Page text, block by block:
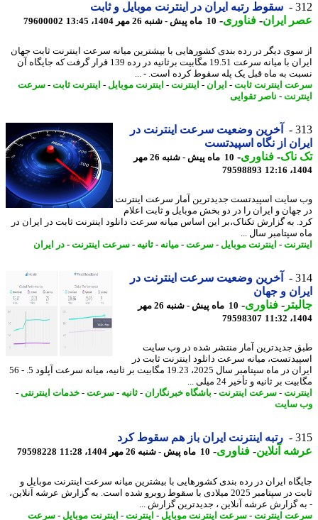
سقوط رتبه ایران در اینترنت موبایل و ثابت
ایران- فناوری- 10 ماه پیش - شنبه 26 مهر 1404، 13:45 79600002
دیگر در رده بندی کشورهایی با بیشترین میانه سرعت اینترنت ثابت جهان
ایران با میانه سرعت 19.51 مگابیت برثانیه در رده 139 قرار گرفت که جایگاه آن
به ماه قبل یک پله سقوط کرده است. - ...
اینترنت ثابت-ایران - اینترنت-اینترنت موبایل-اینترنت ثابت-سرعت
-ناصر تقوایی
آخرین وضعیت سرعت اینترنت در
از نگاه اسپیدتست
-فناوری-
10 ماه پیش - شنبه 26 مهر
79598893
اسپیدتست جدیدترین آمار سرعت اینترنت
و ایران را در دو بخش موبایل و ثابت اعلام
به گزارش تکناک،بر این اساس میانه سرعت دانلود اینترنت ثابت در ایران در
سپتامبر سال ...
-اینترنت موبایل-سرعت -میانه-ثانیه -سرعت اینترنت-در ایران
آخرین وضعیت سرعت اینترنت در
و جهان
-فناوری-
10 ماه پیش - شنبه 26 مهر
79598307
جدیدترین آمار منتشر شده در وب سایت
میانه سرعت دانلود اینترنت ثابت در
ایران در ماه سپتامبر سال 2025، 19.23 مگابیت بر ثانیه، میانه سرعت آپلود 5. - 56
بر ثانیه و تأخیر 24 میلی ...
-سرعت اینترنت-باشگاه خبرنگاران- ثانیه -سرعت -خدمات اینترنتی-
سایت
رتبه اینترنت ایران باز هم سقوط کرد
آنلاین-فناوری- 10 ماه پیش - شنبه 26 مهر 1404، 11:28 79598228
ایران در رده بندی کشورهایی با بیشترین میانه سرعت اینترنت موبایل و
ثابت در سپتامبر 2025 میلادی با سقوط روبرو شده است. به گزارش عرشه آنلاین،
گزارش عرشه آنلاین ، جدیدترین گزارش ...
اینترنت-سرعت اینترنت موبایل-اینترنت-اینترنت موبایل-سرعت